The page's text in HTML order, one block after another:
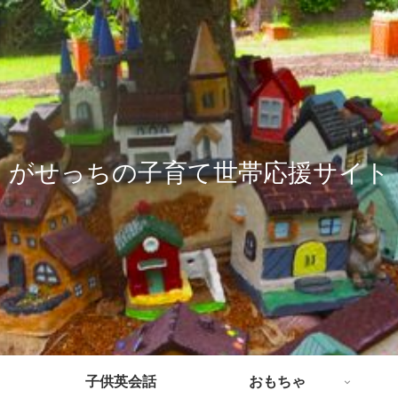
がせっちの子育て世帯応援サイト
子供英会話 おもちゃ